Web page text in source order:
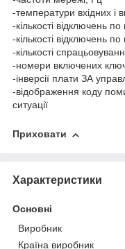
-температури вхідних і
-кількості відключень
-кількості відключень по
-кількості
-номери включених
-інверсії плати ЗА
-відображення коду
ситуації
Приховати
Характеристики
Основні
Виробник
Країна виробник